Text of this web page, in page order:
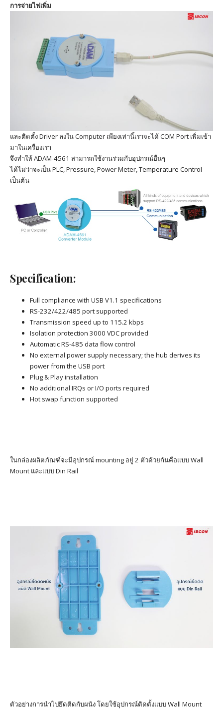
การจ่ายไฟเพิ่ม
และติดตั้ง Driver ลงใน Computer เพียงเท่านี้เราจะได้ COM Port เพิ่มเข้า
มาในเครื่องเรา
จึงทำให้ ADAM-4561 สามารถใช้งานร่วมกับอุปกรณ์อื่นๆ
ได้ไม่ว่าจะเป็น PLC, Pressure, Power Meter, Temperature Control
เป็นต้น
Specification:
Full compliance with USB V1.1 specifications
RS-232/422/485 port supported
Transmission speed up to 115.2 kbps
Isolation protection 3000 VDC provided
Automatic RS-485 data flow control
No external power supply necessary; the hub derives its
power from the USB port
Plug & Play installation
No additional IRQs or I/O ports required
Hot swap function supported
ในกล่องผลิตภัณฑ์จะมีอุปกรณ์ mounting อยู่ 2 ตัวด้วยกันคือแบบ Wall
Mount และแบบ Din Rail
ตัวอย่างการนำไปยึดติดกับผนัง โดยใช้อุปกรณ์ติดตั้งแบบ Wall Mount